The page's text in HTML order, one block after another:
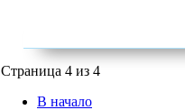
Страница 4 из 4
В начало